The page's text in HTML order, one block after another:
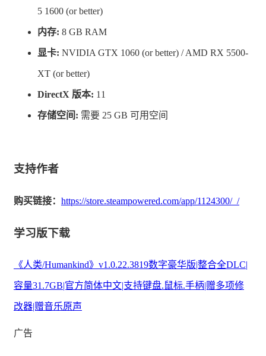
打造你的文明
会。从籍籍无名的新石器部落起家，过渡到远古时代的巴
层面，带来几乎永无止境的结果。
不只是历史，它是你的故事
5 1600 (or better)
内存: 8 GB RAM
显卡: NVIDIA GTX 1060 (or better) / AMD RX 5500-
XT (or better)
DirectX 版本: 11
存储空间: 需要 25 GB 可用空间
支持作者
购买链接： https://store.steampowered.com/app/1124300/_/
学习版下载
《人类/Humankind》v1.0.22.3819数字豪华版|整合全DLC|
容量31.7GB|官方简体中文|支持键盘.鼠标.手柄|赠多项修
改器|赠音乐原声
广告